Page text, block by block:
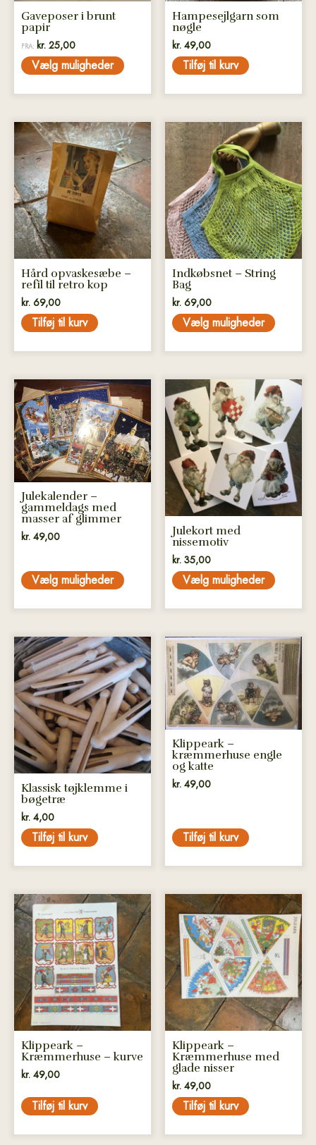
Gaveposer i brunt
papir
FRA: kr. 25,00
Vælg muligheder
varesiden
Hampesejlgarn som
nøgle
kr. 49,00
Tilføj til kurv
Hård opvaskesæbe –
refil til retro kop
kr. 69,00
Tilføj til kurv
Indkøbsnet – String
Bag
kr. 69,00
Vælg muligheder
Dette
vare
har
flere
varianter.
Mulighederne
kan
vælges
varesiden
Julekalender –
gammeldags med
masser af glimmer
kr. 49,00
Vælg muligheder
Dette
vare
har
flere
varianter.
Mulighederne
kan
vælges
på
varesiden
Julekort med
nissemotiv
kr. 35,00
Vælg muligheder
Dette
vare
har
flere
varianter.
Mulighederne
kan
vælges
på
varesiden
Klassisk tøjklemme i
bøgetræ
kr. 4,00
Tilføj til kurv
Klippeark –
kræmmerhuse engle
og katte
kr. 49,00
Tilføj til kurv
Klippeark –
Kræmmerhuse – kurve
kr. 49,00
Tilføj til kurv
Klippeark –
Kræmmerhuse med
glade nisser
kr. 49,00
Tilføj til kurv